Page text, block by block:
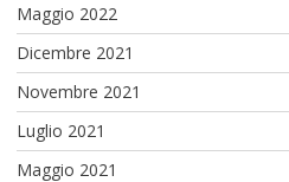
Maggio 2022
Dicembre 2021
Novembre 2021
Luglio 2021
Maggio 2021